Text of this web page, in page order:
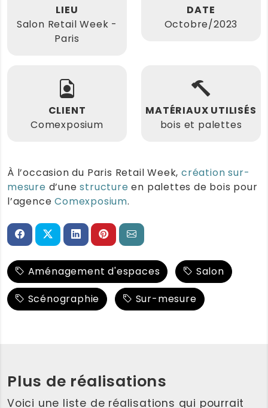
LIEU
Salon Retail Week -
Paris
DATE
Octobre/2023
CLIENT
Comexposium
MATÉRIAUX UTILISÉS
bois et palettes
À l’occasion du Paris Retail Week, création sur-
mesure d’unestructure en palettes de bois pour
l’agenceComexposium.
Aménagement d'espaces
Salon
Scénographie
Sur-mesure
Plus de réalisations
Voici une liste de réalisations qui pourrait